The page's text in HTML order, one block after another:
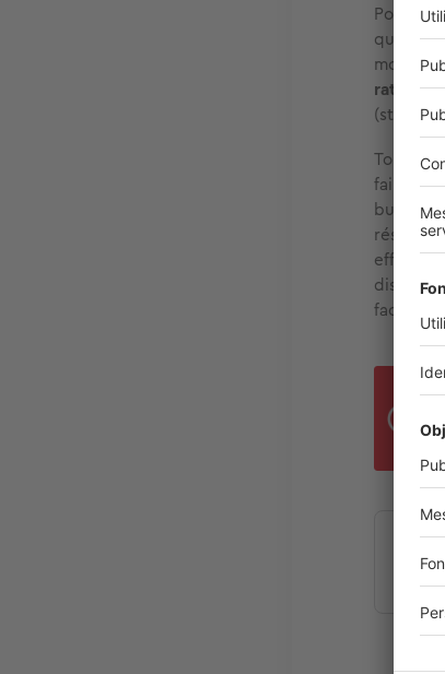
Pour
que
mois.
faire
budget.
effet,
face aux